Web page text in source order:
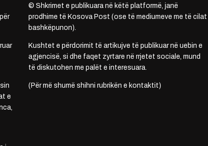
e
© Shkrimet e publikuara në këtë platformë, janë
prodhime të Kosova Post (ose të mediumeve me të cilat
bashkëpunon).
Kushtet e përdorimit të artikujve të publikuar në uebin e
agjencisë, si dhe faqet zyrtare në rrjetet sociale, mund
të diskutohen me palët e interesuara.
(Për më shumë shihni rubrikën e kontaktit)